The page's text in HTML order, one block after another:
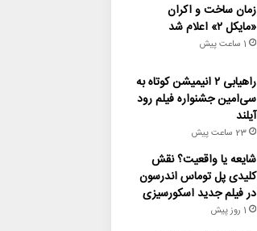
زمان ساخت و اکران
«مایکل ۲» اعلام شد
1 ساعت پیش
راهیابی ۲ انیمیشن کوتاه به
سی‌امین جشنواره فیلم رود
آیلند
23 ساعت پیش
شایعه یا واقعیت؟ نقش
کلیدی پل توماس اندرسون
در فیلم جدید اسکورسیزی
1 روز پیش